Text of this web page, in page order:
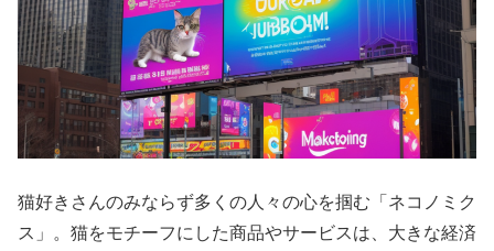
猫好きさんのみならず多くの人々の心を掴む「ネコノミク
ス」。猫をモチーフにした商品やサービスは、大きな経済